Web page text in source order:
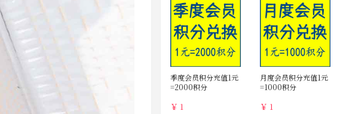
季度会员积分充值1元
=2000积分
￥ 1
月度会员积分充值1元
=1000积分
￥ 1